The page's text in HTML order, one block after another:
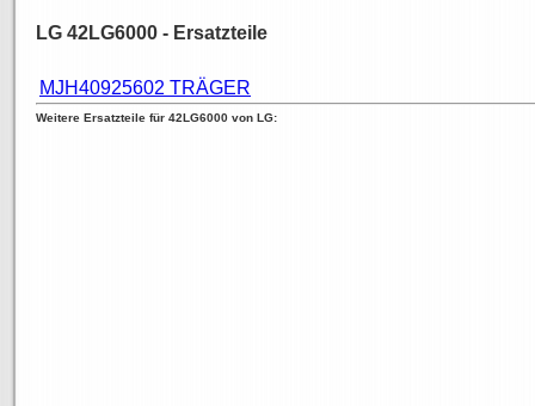
LG 42LG6000 - Ersatzteile
MJH40925602 TRÄGER
Weitere Ersatzteile für 42LG6000 von LG: